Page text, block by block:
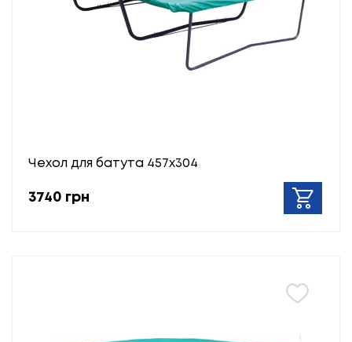
Чехол для батута 457х304
3740 грн